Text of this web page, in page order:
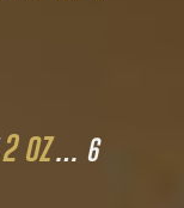
2 oz… 6